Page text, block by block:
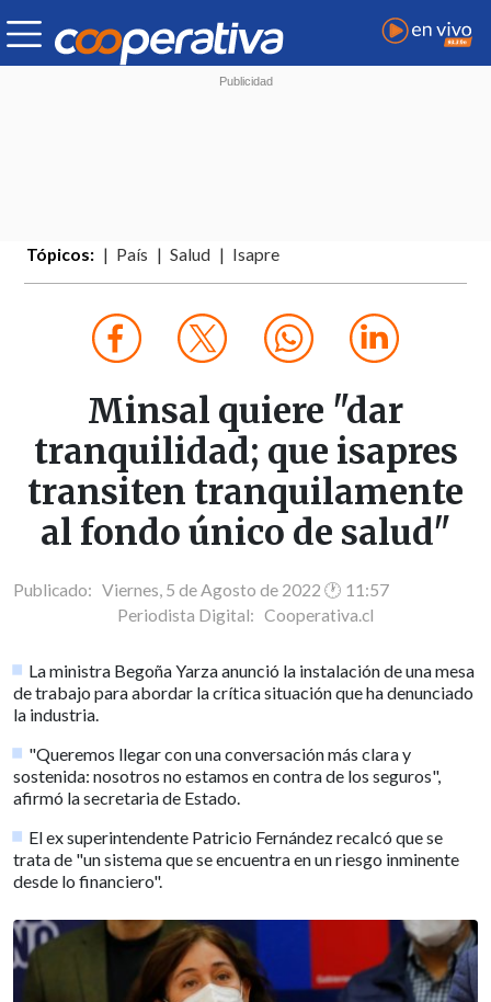
Tópicos: País Salud Isapre
Minsal quiere "dar
tranquilidad; que isapres
transiten tranquilamente
al fondo único de salud"
Publicado: Viernes, 5 de Agosto de 2022 🕐 11:57
Periodista Digital: Cooperativa.cl
La ministra Begoña Yarza anunció la instalación de una mesa
de trabajo para abordar la crítica situación que ha denunciado
la industria.
"Queremos llegar con una conversación más clara y
sostenida: nosotros no estamos en contra de los seguros",
afirmó la secretaria de Estado.
El ex superintendente Patricio Fernández recalcó que se
trata de "un sistema que se encuentra en un riesgo inminente
desde lo financiero".